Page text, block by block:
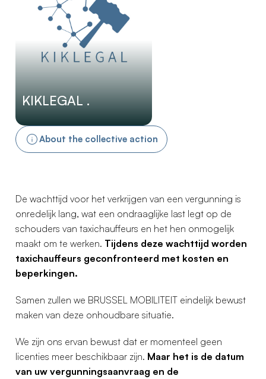
KIKLEGAL .
About the collective action
De wachttijd voor het verkrijgen van een vergunning is
onredelijk lang, wat een ondraaglijke last legt op de
schouders van taxichauffeurs en het hen onmogelijk
maakt om te werken. Tijdens deze wachttijd worden
taxichauffeurs geconfronteerd met kosten en
beperkingen.
Samen zullen we BRUSSEL MOBILITEIT eindelijk bewust
maken van deze onhoudbare situatie.
We zijn ons ervan bewust dat er momenteel geen
licenties meer beschikbaar zijn. Maar het is de datum
van uw vergunningsaanvraag en de